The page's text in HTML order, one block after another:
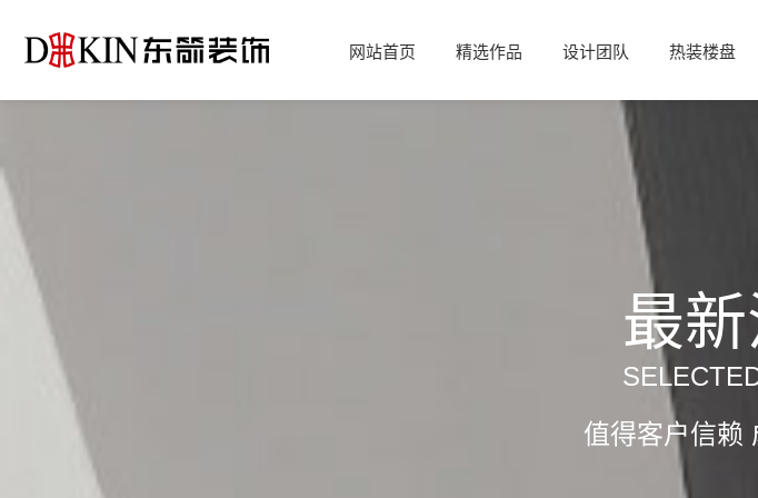
网站首页 精选作品 设计团队 热装楼盘
最
值得客户信赖